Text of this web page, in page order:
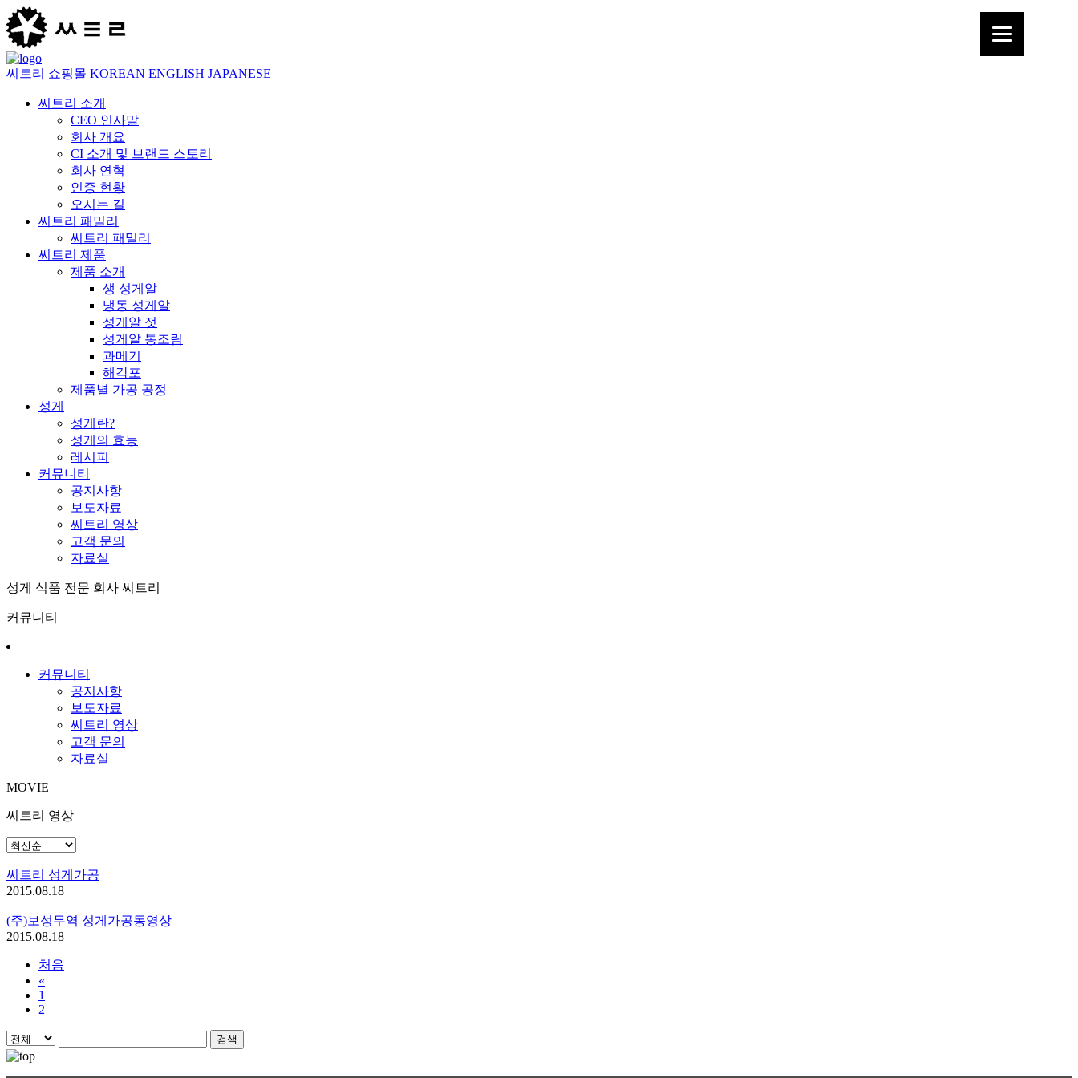
씨트리 쇼핑몰 KOREAN ENGLISH JAPANESE
씨트리 소개
CEO 인사말
회사 개요
CI 소개 및 브랜드 스토리
회사 연혁
인증 현황
오시는 길
씨트리 패밀리
씨트리 패밀리
씨트리 제품
제품 소개
생 성게알
냉동 성게알
성게알 젓
성게알 통조림
과메기
해각포
제품별 가공 공정
성게
성게란?
성게의 효능
레시피
커뮤니티
공지사항
보도자료
씨트리 영상
고객 문의
자료실
성게 식품 전문 회사 씨트리
커뮤니티
커뮤니티
공지사항
보도자료
씨트리 영상
고객 문의
자료실
MOVIE
씨트리 영상
씨트리 성게가공
2015.08.18
(주)보성무역 성게가공동영상
2015.08.18
처음
«
1
2
검색